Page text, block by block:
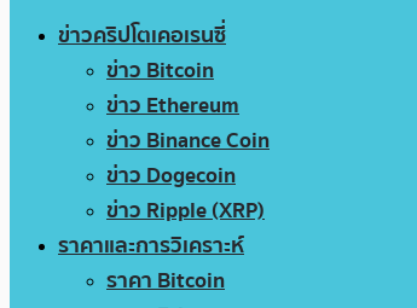
ข่าวคริปโตเคอเรนซี่
ข่าว Bitcoin
ข่าว Ethereum
ข่าว Binance Coin
ข่าว Dogecoin
ข่าว Ripple (XRP)
ราคาและการวิเคราะห์
ราคา Bitcoin